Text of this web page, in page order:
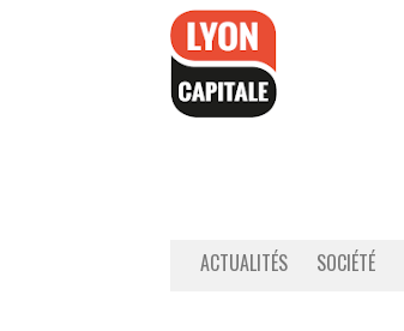
ACTUALITÉS SOCIÉTÉ